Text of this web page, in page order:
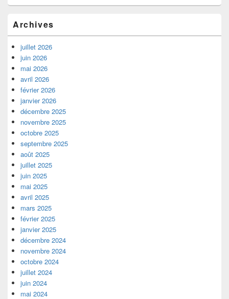
Archives
juillet 2026
juin 2026
mai 2026
avril 2026
février 2026
janvier 2026
décembre 2025
novembre 2025
octobre 2025
septembre 2025
août 2025
juillet 2025
juin 2025
mai 2025
avril 2025
mars 2025
février 2025
janvier 2025
décembre 2024
novembre 2024
octobre 2024
juillet 2024
juin 2024
mai 2024